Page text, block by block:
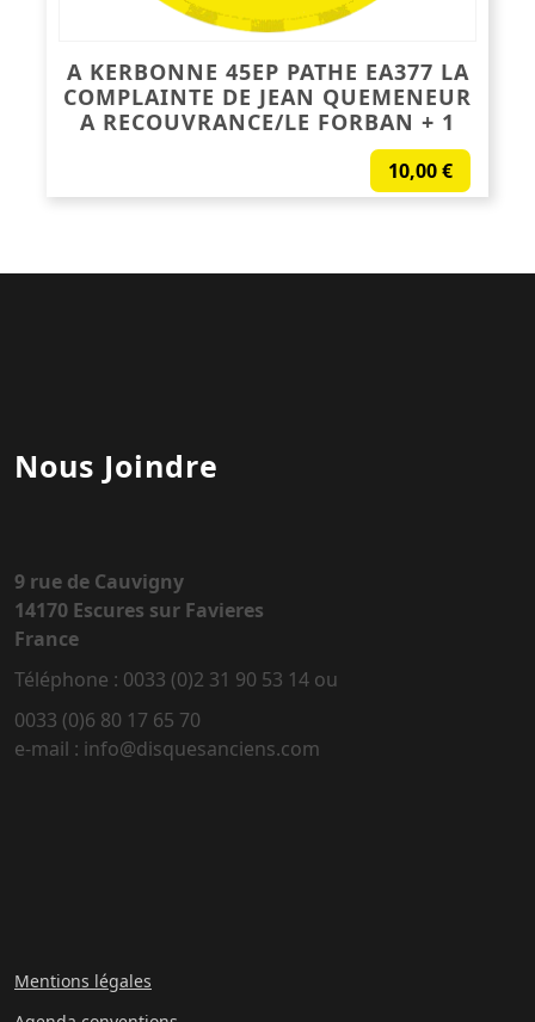
A KERBONNE 45EP PATHE EA377 LA
COMPLAINTE DE JEAN QUEMENEUR
A RECOUVRANCE/LE FORBAN + 1
10,00€
Nous Joindre
9 rue de Cauvigny
14170 Escures sur Favieres
France
Téléphone : 0033 (0)2 31 90 53 14 ou
0033 (0)6 80 17 65 70
e-mail : info@disquesanciens.com
Mentions légales